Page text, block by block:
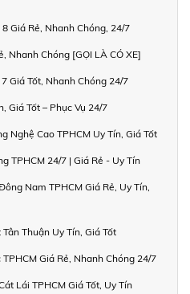
Giá Rẻ, Nhanh Chóng, 24/7
Nhanh Chóng [GỌI LÀ CÓ XE]
Giá Tốt, Nhanh Chóng 24/7
Giá Tốt – Phục Vụ 24/7
Nghệ Cao TPHCM Uy Tín, Giá Tốt
TPHCM 24/7 | Giá Rẻ - Uy Tín
Nam TPHCM Giá Rẻ, Uy Tín,
Thuận Uy Tín, Giá Tốt
Giá Rẻ, Nhanh Chóng 24/7
Lái TPHCM Giá Tốt, Uy Tín